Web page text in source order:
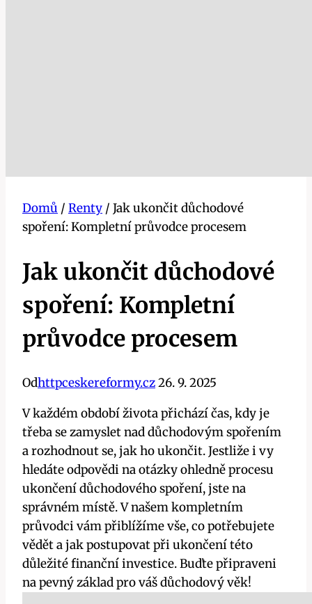
Domů / Renty / Jak ukončit důchodové
spoření: Kompletní průvodce procesem
Jak ukončit důchodové
spoření: Kompletní
průvodce procesem
Odhttpceskereformy.cz26. 9. 2025
V každém období života přichází čas, kdy je
třeba se zamyslet nad důchodovým spořením
a rozhodnout se, jak ho ukončit. Jestliže i vy
hledáte odpovědi na otázky ohledně procesu
ukončení důchodového spoření, jste na
správném místě. V našem kompletním
průvodci vám přiblížíme vše, co potřebujete
vědět a jak postupovat při ukončení této
důležité finanční investice. Buďte připraveni
na pevný základ pro váš důchodový věk!